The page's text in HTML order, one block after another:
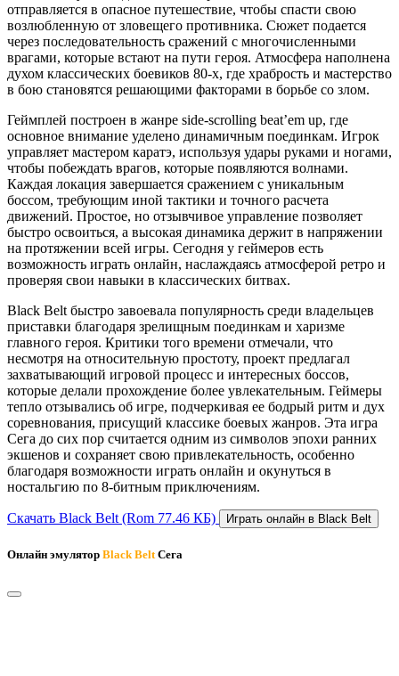
отправляется в опасное путешествие, чтобы спасти свою
возлюбленную от зловещего противника. Сюжет подается
через последовательность сражений с многочисленными
врагами, которые встают на пути героя. Атмосфера наполнена
духом классических боевиков 80-х, где храбрость и мастерство
в бою становятся решающими факторами в борьбе со злом.
Геймплей построен в жанре side-scrolling beat’em up, где
основное внимание уделено динамичным поединкам. Игрок
управляет мастером каратэ, используя удары руками и ногами,
чтобы побеждать врагов, которые появляются волнами.
Каждая локация завершается сражением с уникальным
боссом, требующим иной тактики и точного расчета
движений. Простое, но отзывчивое управление позволяет
быстро освоиться, а высокая динамика держит в напряжении
на протяжении всей игры. Сегодня у геймеров есть
возможность играть онлайн, наслаждаясь атмосферой ретро и
проверяя свои навыки в классических битвах.
Black Belt быстро завоевала популярность среди владельцев
приставки благодаря зрелищным поединкам и харизме
главного героя. Критики того времени отмечали, что
несмотря на относительную простоту, проект предлагал
захватывающий игровой процесс и интересных боссов,
которые делали прохождение более увлекательным. Геймеры
тепло отзывались об игре, подчеркивая ее бодрый ритм и дух
соревнования, присущий классике боевых жанров. Эта игра
Сега до сих пор считается одним из символов эпохи ранних
экшенов и сохраняет свою привлекательность, особенно
благодаря возможности играть онлайн и окунуться в
ностальгию по 8-битным приключениям.
Скачать Black Belt (Rom 77.46 КБ) Играть онлайн в Black Belt
Онлайн эмулятор Black BeltСега